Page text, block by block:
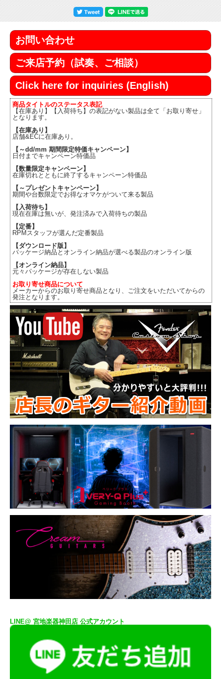
お問い合わせ
ご来店予約（試奏、ご相談）
Click here for inquiries (English)
商品タイトルのステータス表記
【在庫あり】【入荷待ち】の表記がない製品は全て「お取り寄せ」
となります。
【在庫あり】
店舗&ECに在庫あり。
【～dd/mm 期間限定特価キャンペーン】
日付までキャンペーン特価品
【数量限定キャンペーン】
在庫切れとともに終了するキャンペーン特価品
【～プレゼントキャンペーン】
期間や台数限定でお得なオマケがついて来る製品
【入荷待ち】
現在在庫は無いが、発注済みで入荷待ちの製品
【定番】
RPMスタッフが選んだ定番製品
【ダウンロード版】
パッケージ納品とオンライン納品が選べる製品のオンライン版
【オンライン納品】
元々パッケージが存在しない製品
お取り寄せ商品について
メーカーからのお取り寄せ商品となり、ご注文をいただいてからの
発注となります。
LINE@ 宮地楽器神田店 公式アカウント